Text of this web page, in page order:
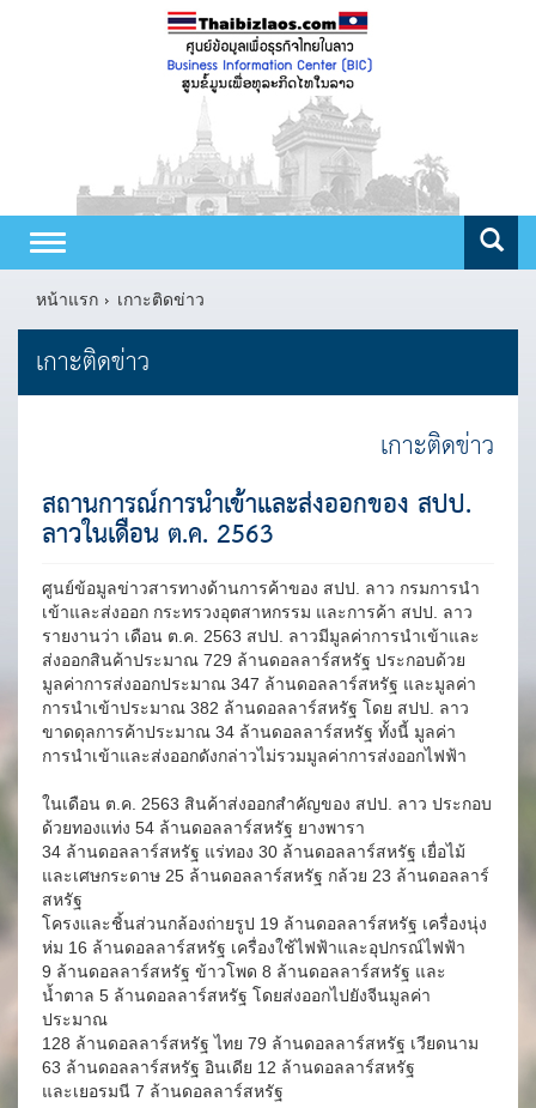
Toggle
navigation
หน้าแรก
เกาะติดข่าว
เกาะติดข่าว
เกาะติดข่าว
สถานการณ์การนำเข้าและส่งออกของ สปป.
ลาวในเดือน ต.ค. 2563
ศูนย์ข้อมูลข่าวสารทางด้านการค้าของ สปป. ลาว กรมการนำ
เข้าและส่งออก กระทรวงอุตสาหกรรม และการค้า สปป. ลาว
รายงานว่า เดือน ต.ค. 2563 สปป. ลาวมีมูลค่าการนำเข้าและ
ส่งออกสินค้าประมาณ 729 ล้านดอลลาร์สหรัฐ ประกอบด้วย
มูลค่าการส่งออกประมาณ 347 ล้านดอลลาร์สหรัฐ และมูลค่า
การนำเข้าประมาณ 382 ล้านดอลลาร์สหรัฐ โดย สปป. ลาว
ขาดดุลการค้าประมาณ 34 ล้านดอลลาร์สหรัฐ ทั้งนี้ มูลค่า
การนำเข้าและส่งออกดังกล่าวไม่รวมมูลค่าการส่งออกไฟฟ้า
ในเดือน ต.ค. 2563 สินค้าส่งออกสำคัญของ สปป. ลาว ประกอบ
ด้วยทองแท่ง 54 ล้านดอลลาร์สหรัฐ ยางพารา
34 ล้านดอลลาร์สหรัฐ แร่ทอง 30 ล้านดอลลาร์สหรัฐ เยื่อไม้
และเศษกระดาษ 25 ล้านดอลลาร์สหรัฐ กล้วย 23 ล้านดอลลาร์
สหรัฐ
โครงและชิ้นส่วนกล้องถ่ายรูป 19 ล้านดอลลาร์สหรัฐ เครื่องนุ่ง
ห่ม 16 ล้านดอลลาร์สหรัฐ เครื่องใช้ไฟฟ้าและอุปกรณ์ไฟฟ้า
9 ล้านดอลลาร์สหรัฐ ข้าวโพด 8 ล้านดอลลาร์สหรัฐ และ
น้ำตาล 5 ล้านดอลลาร์สหรัฐ โดยส่งออกไปยังจีนมูลค่า
ประมาณ
128 ล้านดอลลาร์สหรัฐ ไทย 79 ล้านดอลลาร์สหรัฐ เวียดนาม
63 ล้านดอลลาร์สหรัฐ อินเดีย 12 ล้านดอลลาร์สหรัฐ
และเยอรมนี 7 ล้านดอลลาร์สหรัฐ